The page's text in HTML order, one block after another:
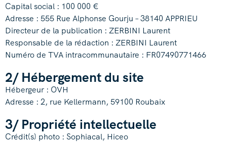
Capital social : 100 000 €
Adresse : 555 Rue Alphonse Gourju – 38140 APPRIEU
Directeur de la publication : ZERBINI Laurent
Responsable de la rédaction : ZERBINI Laurent
Numéro de TVA intracommunautaire : FR07490771466
2/ Hébergement du site
Hébergeur : OVH
Adresse : 2, rue Kellermann, 59100 Roubaix
3/ Propriété intellectuelle
Crédit(s) photo : Sophiacal, Hiceo